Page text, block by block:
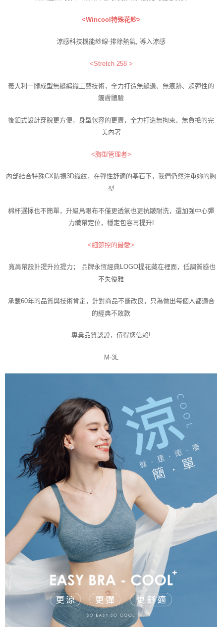
<Wincool特殊花紗>
涼感科技機能紗線-排除熱氣, 導入涼感
<Stretch 258 >
義大利一體成型無縫編織工藝技術，全力打造無縫邊、無痕跡、超彈性的
觸膚體驗
後釦式設計穿脫更方便，身型包容的更廣，全力打造無拘束、無負擔的完
美內著
<胸型管理者>
內部結合特殊CX防擴3D織紋，在彈性舒適的基石下，我們仍然注重妳的胸
型
棉杯選擇也不簡單，升級鳥眼布不僅更透氣也更抗皺耐洗，還加強中心彈
力織帶定位，穩定包容再提升!
<細節控的最愛>
寬肩帶設計提升拉提力； 品牌永恆經典LOGO提花藏在裡面，低調質感也
不失優雅
承載60年的品質與技術肯定，針對商品不斷改良，只為做出每個人都適合
的經典不敗款
專業品質認證，值得您信賴!
M-3L